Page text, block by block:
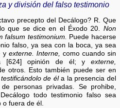
y división del falso testimonio
precepto del Decálogo? R. Que
que se dice en el Éxodo 20. Non
falsum testimonium. Puede hacerse
falso, ya sea con la boca, ya sea
y externe. Interne, como cuando sin
[624] opinión de él; y externe,
otros. Esto también puede ser en
testificándolo de éla la presencia del
personas privadas. Se prohibe,
todo testimonio falso sea
o fuera de él.